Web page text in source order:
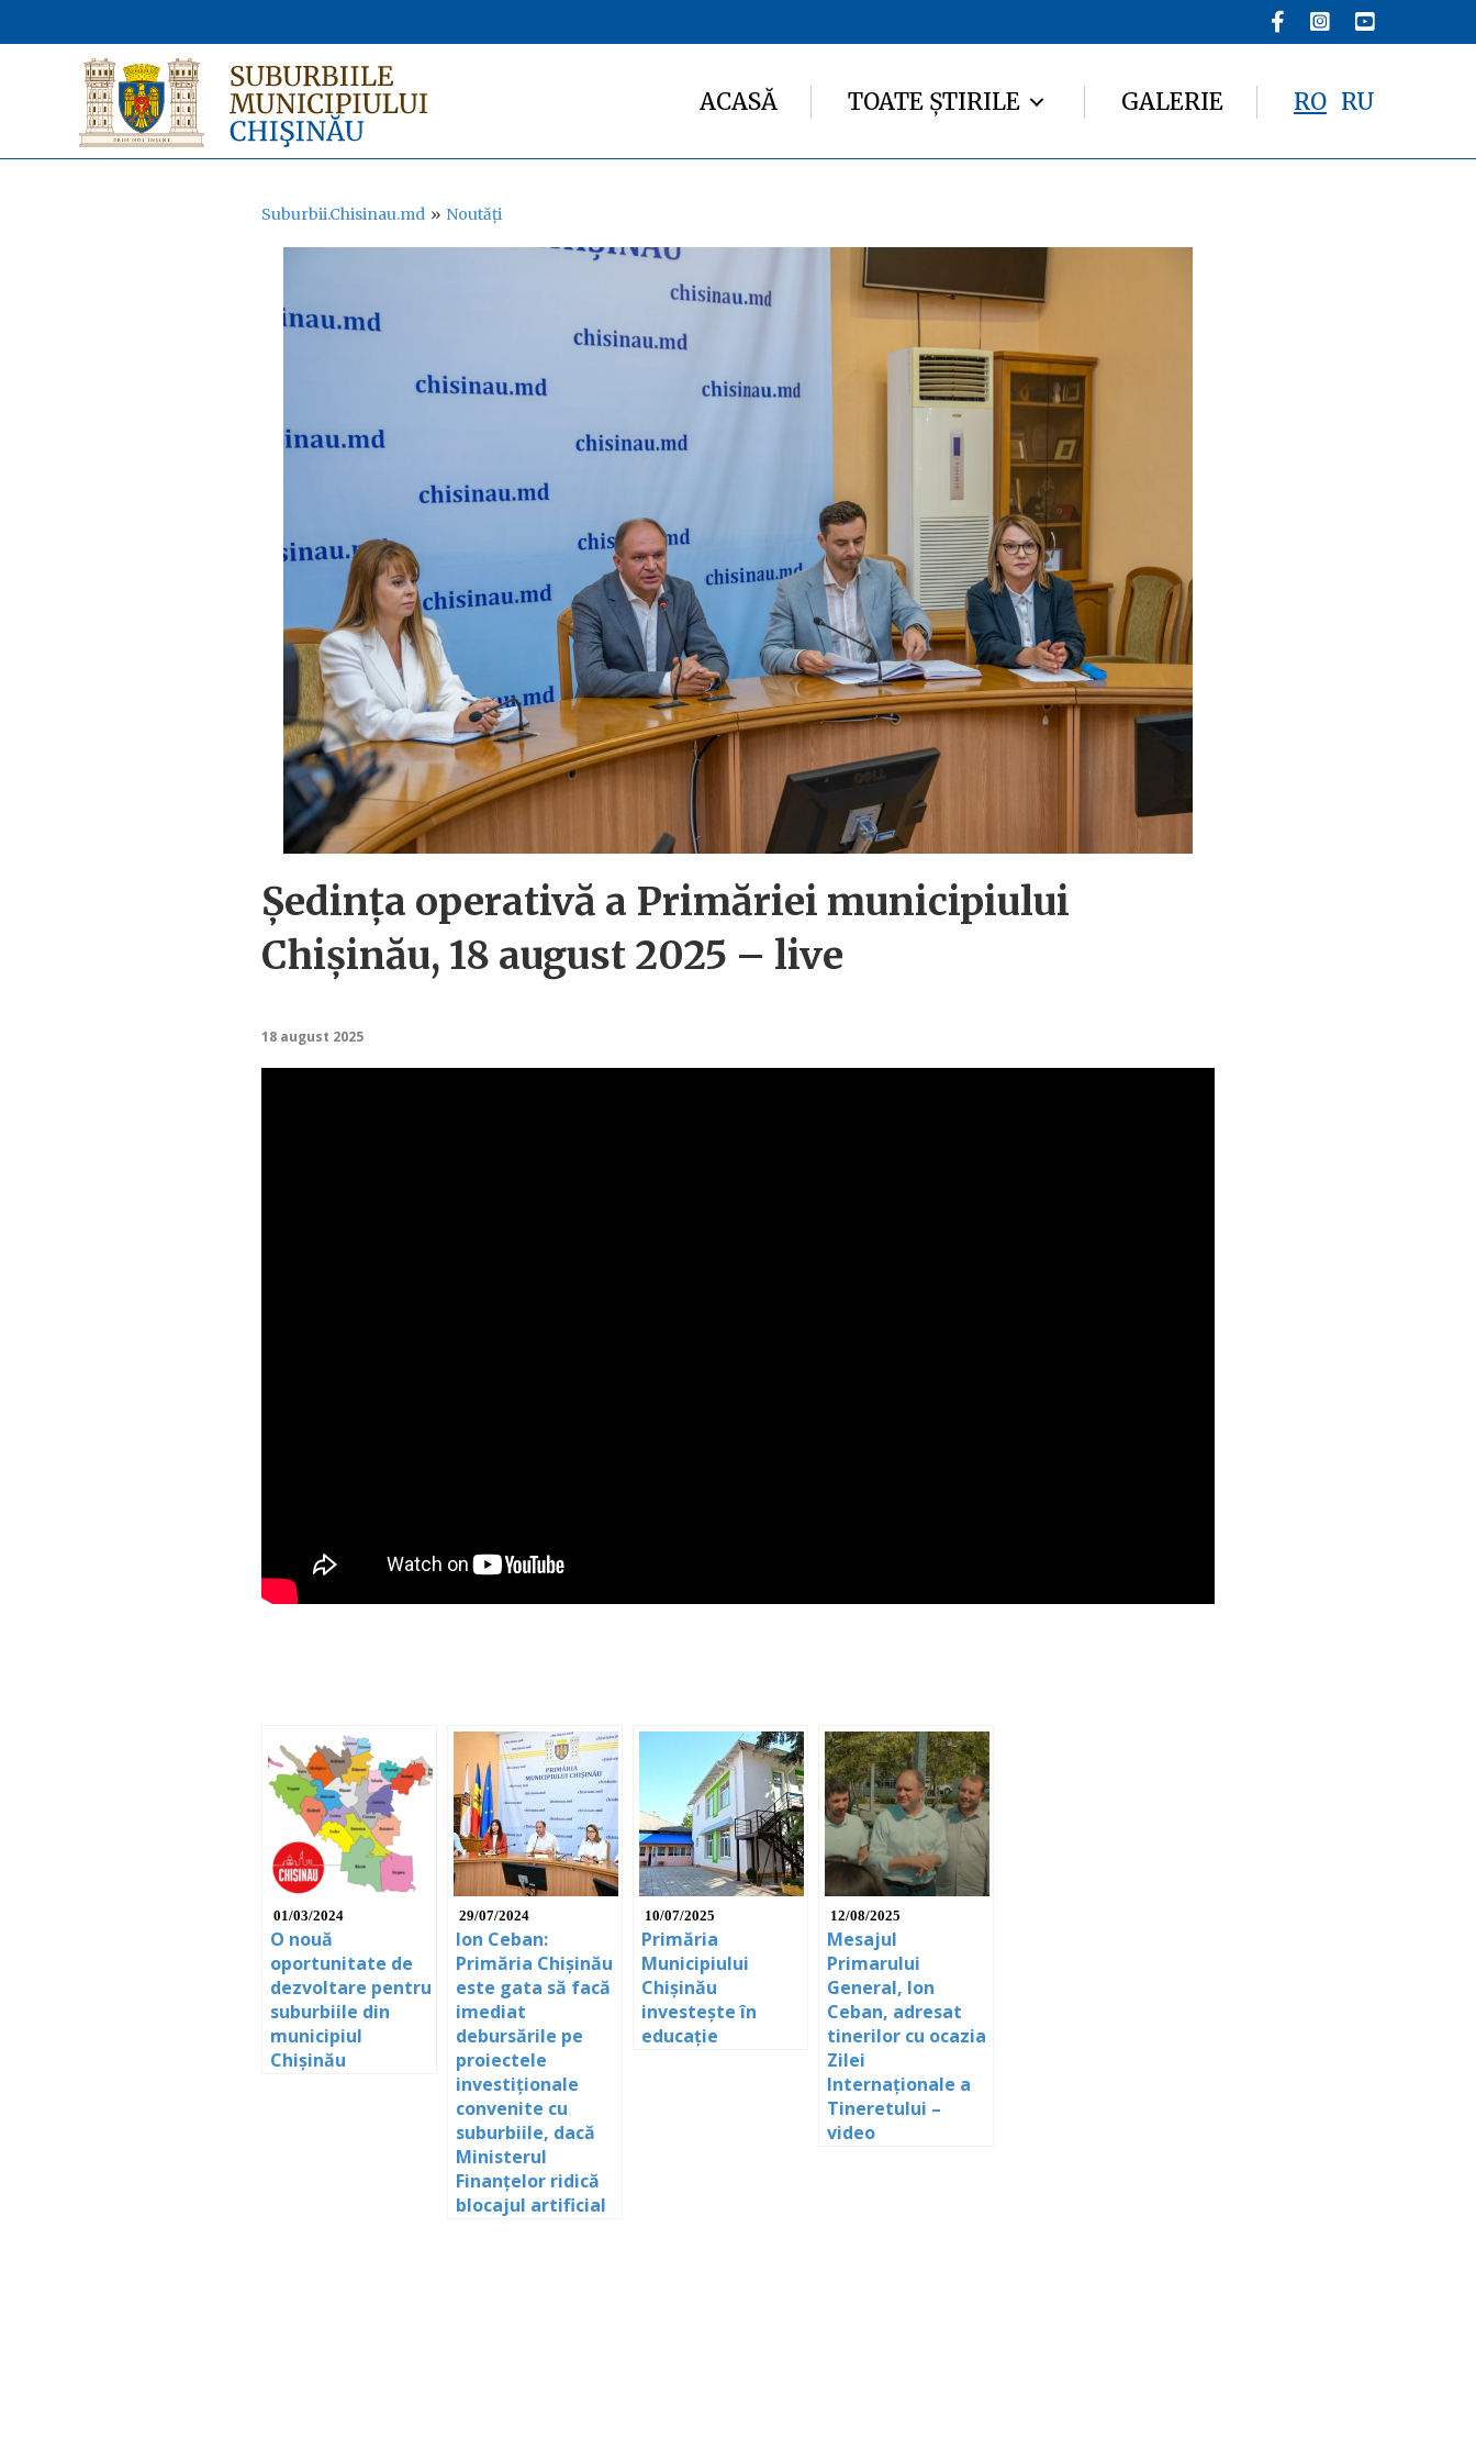
ACASĂ TOATE ȘTIRILE GALERIE RO RU
Suburbii.Chisinau.md » Noutăți
Ședința operativă a Primăriei municipiului
Chișinău, 18 august 2025 – live
18 august 2025
01/03/2024
O nouă
oportunitate de
dezvoltare pentru
suburbiile din
municipiul
Chișinău
29/07/2024
Ion Ceban:
Primăria Chișinău
este gata să facă
imediat
debursările pe
proiectele
investiționale
convenite cu
suburbiile, dacă
Ministerul
Finanțelor ridică
blocajul artificial
10/07/2025
Primăria
Municipiului
Chișinău
investește în
educație
12/08/2025
Mesajul
Primarului
General, Ion
Ceban, adresat
tinerilor cu ocazia
Zilei
Internaționale a
Tineretului –
video